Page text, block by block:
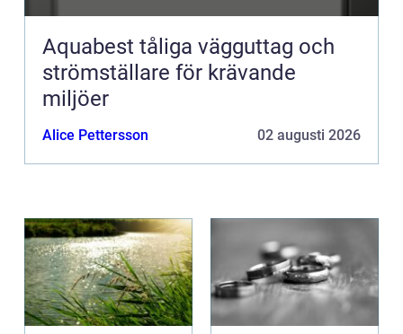
Aquabest tåliga vägguttag och
strömställare för krävande
miljöer
Alice Pettersson 02 augusti 2026